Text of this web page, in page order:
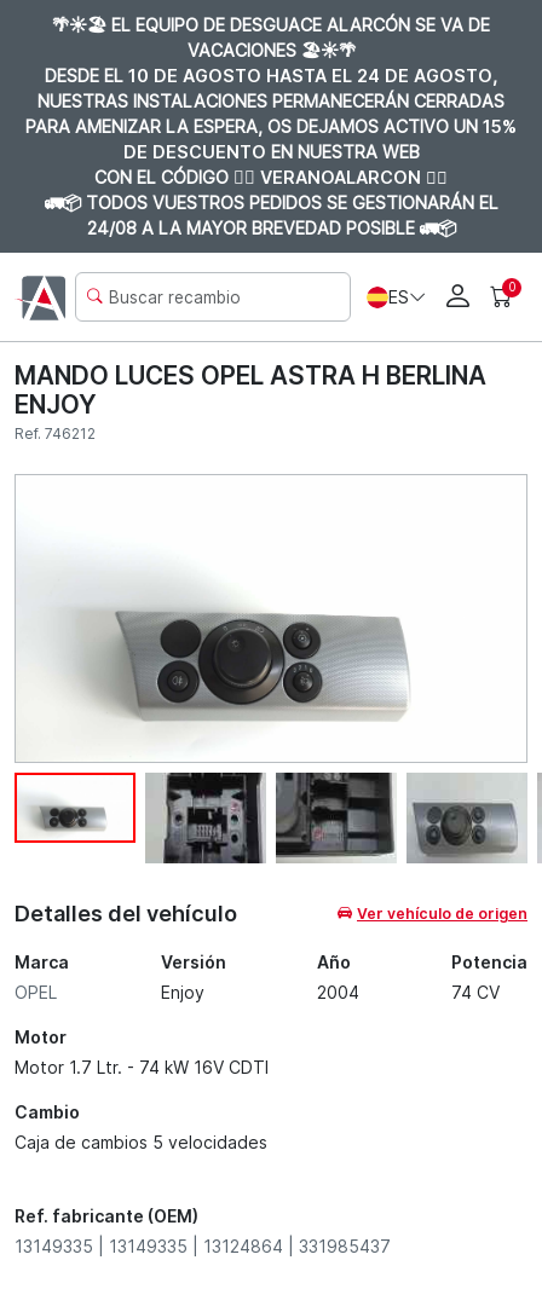
🌴☀️🏖️ EL EQUIPO DE DESGUACE ALARCÓN SE VA DE
VACACIONES 🏖️☀️🌴
DESDE EL 10 DE AGOSTO HASTA EL 24 DE AGOSTO,
NUESTRAS INSTALACIONES PERMANECERÁN CERRADAS
PARA AMENIZAR LA ESPERA, OS DEJAMOS ACTIVO UN 15%
DE DESCUENTO EN NUESTRA WEB
CON EL CÓDIGO 👉🏼 VERANOALARCON 👈🏼
🚛📦 TODOS VUESTROS PEDIDOS SE GESTIONARÁN EL
24/08 A LA MAYOR BREVEDAD POSIBLE 🚛📦
ES 0
MANDO LUCES OPEL ASTRA H BERLINA
ENJOY
Ref. 746212
Detalles del vehículo Ver vehículo de origen
Marca
OPEL
Versión
Enjoy
Año
2004
Potencia
74 CV
Motor
Motor 1.7 Ltr. - 74 kW 16V CDTI
Cambio
Caja de cambios 5 velocidades
Ref. fabricante (OEM)
13149335 | 13149335 | 13124864 | 331985437